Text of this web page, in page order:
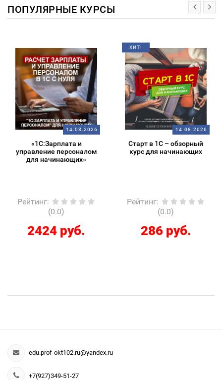
ПОПУЛЯРНЫЕ КУРСЫ
14.08.2026
«1С:Зарплата и
управление персоналом
для начинающих»
Рейтинг:
(0.0)
2424 руб.
ХИТ!
14.08.2026
Старт в 1С – обзорный
курс для начинающих
Рейтинг:
(0.0)
286 руб.
edu.prof-okt102.ru@yandex.ru
+7(927)349-51-27